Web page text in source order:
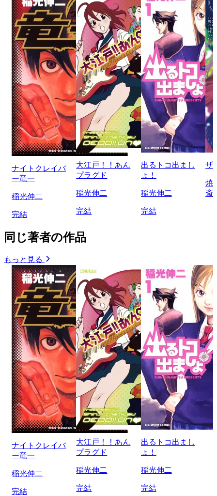
ナイトクレイバ
ー竜一
稲光伸二
完結
大江戸！！あん
プラグド
稲光伸二
完結
出るトコ出まし
ょ！
稲光伸二
完結
ザ
焼
斎
同じ著者の作品
もっと見る
ナイトクレイバ
ー竜一
稲光伸二
完結
大江戸！！あん
プラグド
稲光伸二
完結
出るトコ出まし
ょ！
稲光伸二
完結